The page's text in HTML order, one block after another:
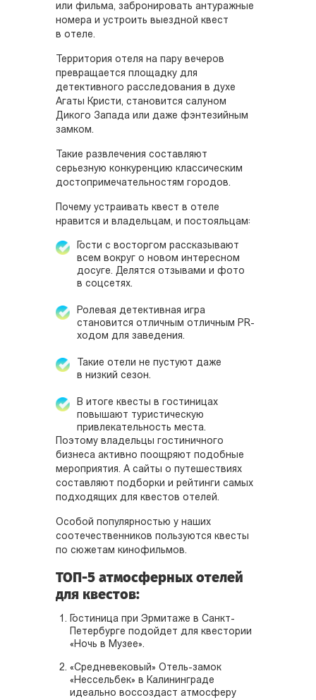
или фильма, забронировать антуражные
номера и устроить выездной квест
в отеле.
Территория отеля на пару вечеров
превращается площадку для
детективного расследования в духе
Агаты Кристи, становится салуном
Дикого Запада или даже фэнтезийным
замком.
Такие развлечения составляют
серьезную конкуренцию классическим
достопримечательностям городов.
Почему устраивать квест в отеле
нравится и владельцам, и постояльцам:
Гости с восторгом рассказывают
всем вокруг о новом интересном
досуге. Делятся отзывами и фото
в соцсетях.
Ролевая детективная игра
становится отличным отличным PR-
ходом для заведения.
Такие отели не пустуют даже
в низкий сезон.
В итоге квесты в гостиницах
повышают туристическую
привлекательность места.
Поэтому владельцы гостиничного
бизнеса активно поощряют подобные
мероприятия. А сайты о путешествиях
составляют подборки и рейтинги самых
подходящих для квестов отелей.
Особой популярностью у наших
соотечественников пользуются квесты
по сюжетам кинофильмов.
ТОП-5 атмосферных отелей
для квестов:
Гостиница при Эрмитаже в Санкт-
Петербурге подойдет для квестории
«Ночь в Музее».
«Средневековый» Отель-замок
«Нессельбек» в Калининграде
идеально воссоздаст атмосферу